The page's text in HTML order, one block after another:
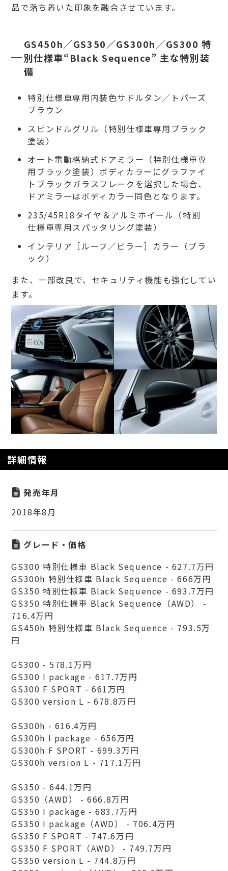
品で落ち着いた印象を融合させています。
GS450h／GS350／GS300h／GS300 特
別仕様車“Black Sequence” 主な特別装
備
特別仕様車専用内装色サドルタン／トパーズ
ブラウン
スピンドルグリル（特別仕様車専用ブラック
塗装）
オート電動格納式ドアミラー（特別仕様車専
用ブラック塗装）ボディカラーにグラファイ
トブラックガラスフレークを選択した場合、
ドアミラーはボディカラー同色となります。
235/45R18タイヤ＆アルミホイール（特別
仕様車専用スパッタリング塗装）
インテリア［ルーフ／ピラー］カラー（ブラ
ック）
また、一部改良で、セキュリティ機能も強化してい
ます。
詳細情報
発売年月
2018年8月
グレード・価格
GS300 特別仕様車 Black Sequence - 627.7万円
GS300h 特別仕様車 Black Sequence - 666万円
GS350 特別仕様車 Black Sequence - 693.7万円
GS350 特別仕様車 Black Sequence（AWD） -
716.4万円
GS450h 特別仕様車 Black Sequence - 793.5万
円
GS300 - 578.1万円
GS300 I package - 617.7万円
GS300 F SPORT - 661万円
GS300 version L - 678.8万円
GS300h - 616.4万円
GS300h I package - 656万円
GS300h F SPORT - 699.3万円
GS300h version L - 717.1万円
GS350 - 644.1万円
GS350（AWD） - 666.8万円
GS350 I package - 683.7万円
GS350 I package（AWD） - 706.4万円
GS350 F SPORT - 747.6万円
GS350 F SPORT（AWD） - 749.7万円
GS350 version L - 744.8万円